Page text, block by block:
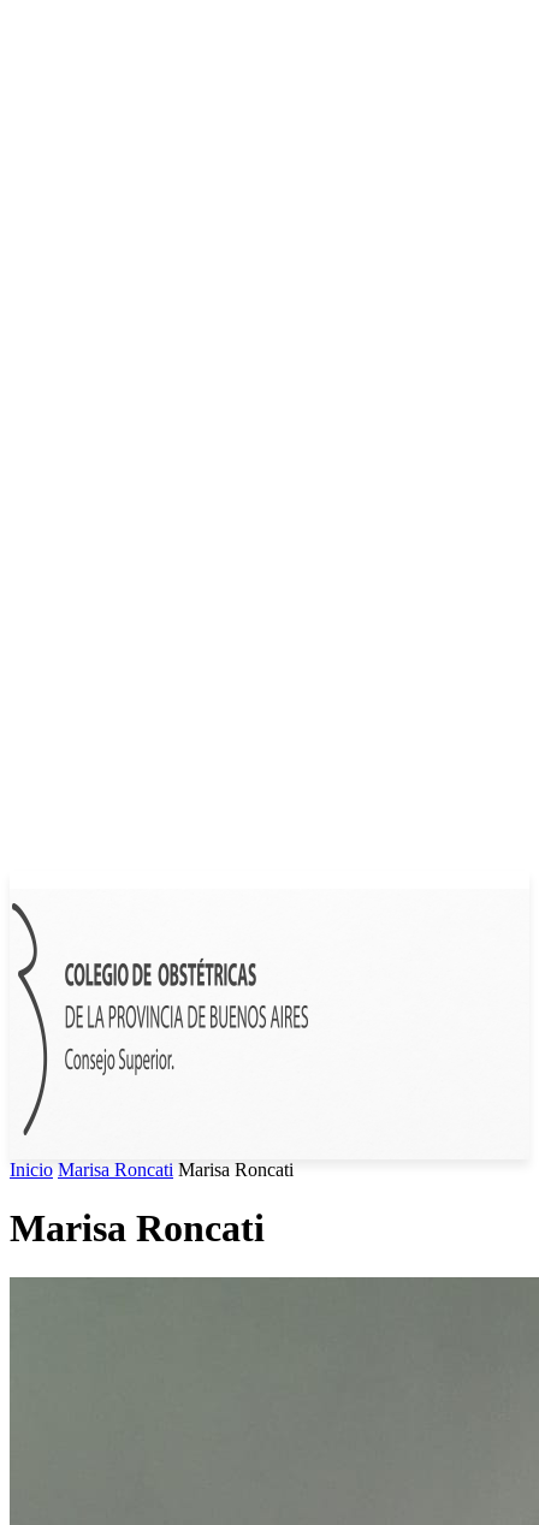
Inicio Marisa Roncati Marisa Roncati
Marisa Roncati